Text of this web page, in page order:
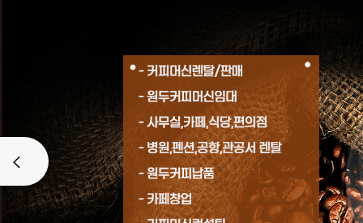
판매
렌탈
캔시머실링기